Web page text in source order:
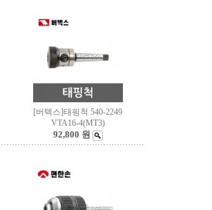
[버텍스]태핑척 540-2249
VTA16-4(MT3)
92,800 원